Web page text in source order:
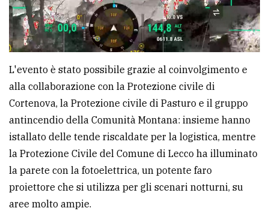
PRIVACY
Privacy
policy
Cookie
policy
L'evento è stato possibile grazie al coinvolgimento e
alla collaborazione con la Protezione civile di
Cortenova, la Protezione civile di Pasturo e il gruppo
antincendio della Comunità Montana: insieme hanno
istallato delle tende riscaldate per la logistica, mentre
la Protezione Civile del Comune di Lecco ha illuminato
la parete con la fotoelettrica, un potente faro
proiettore che si utilizza per gli scenari notturni, su
aree molto ampie.